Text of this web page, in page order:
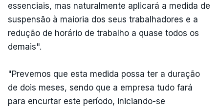
essenciais, mas naturalmente aplicará a medida de
suspensão à maioria dos seus trabalhadores e a
redução de horário de trabalho a quase todos os
demais".
"Prevemos que esta medida possa ter a duração
de dois meses, sendo que a empresa tudo fará
para encurtar este período, iniciando-se